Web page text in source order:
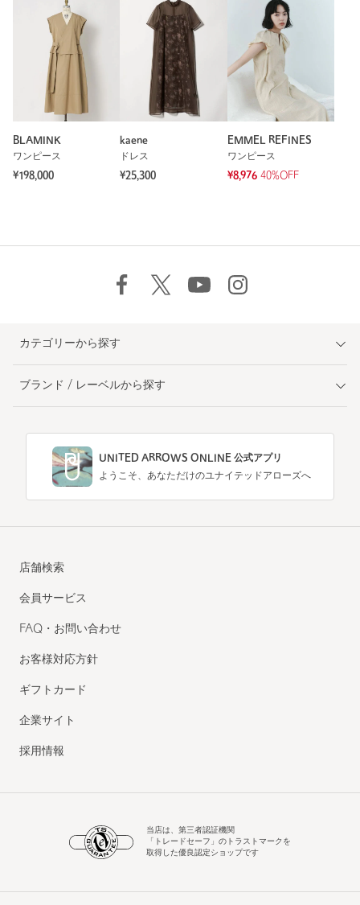
BLAMINK
ワンピース
¥198,000
kaene
ドレス
¥25,300
EMMEL REFINES
ワンピース
¥8,976 40%OFF
カテゴリーから探す
ブランド / レーベルから探す
UNITED ARROWS ONLINE 公式アプリ
ようこそ、あなただけのユナイテッドアローズへ
店舗検索
会員サービス
FAQ・お問い合わせ
お客様対応方針
ギフトカード
企業サイト
採用情報
当店は、第三者認証機関
「トレードセーフ」のトラストマークを
取得した優良認定ショップです